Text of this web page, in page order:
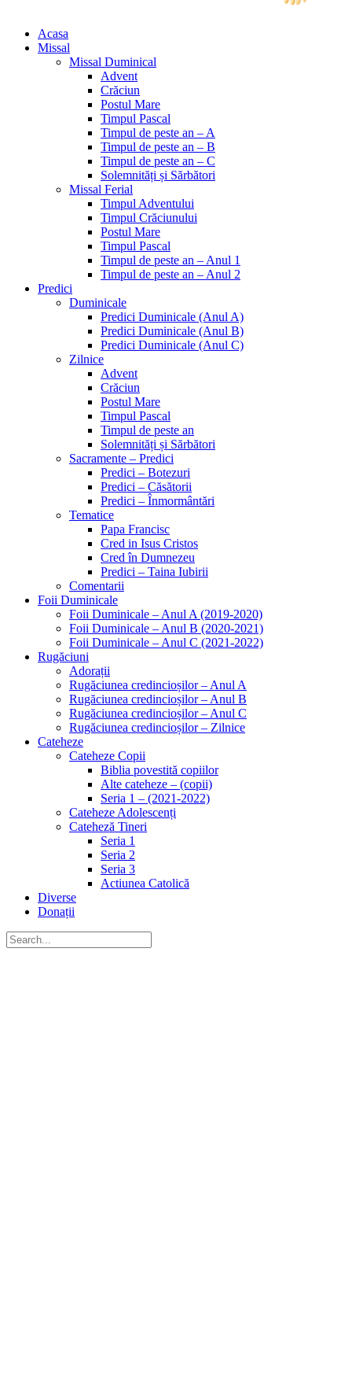
Acasa
Missal
Missal Duminical
Advent
Crăciun
Postul Mare
Timpul Pascal
Timpul de peste an – A
Timpul de peste an – B
Timpul de peste an – C
Solemnități și Sărbători
Missal Ferial
Timpul Adventului
Timpul Crăciunului
Postul Mare
Timpul Pascal
Timpul de peste an – Anul 1
Timpul de peste an – Anul 2
Predici
Duminicale
Predici Duminicale (Anul A)
Predici Duminicale (Anul B)
Predici Duminicale (Anul C)
Zilnice
Advent
Crăciun
Postul Mare
Timpul Pascal
Timpul de peste an
Solemnități și Sărbători
Sacramente – Predici
Predici – Botezuri
Predici – Căsătorii
Predici – Înmormântări
Tematice
Papa Francisc
Cred in Isus Cristos
Cred în Dumnezeu
Predici – Taina Iubirii
Comentarii
Foii Duminicale
Foii Duminicale – Anul A (2019-2020)
Foii Duminicale – Anul B (2020-2021)
Foii Duminicale – Anul C (2021-2022)
Rugăciuni
Adorații
Rugăciunea credincioșilor – Anul A
Rugăciunea credincioșilor – Anul B
Rugăciunea credincioșilor – Anul C
Rugăciunea credincioșilor – Zilnice
Cateheze
Cateheze Copii
Biblia povestită copiilor
Alte cateheze – (copii)
Seria 1 – (2021-2022)
Cateheze Adolescenți
Cateheză Tineri
Seria 1
Seria 2
Seria 3
Actiunea Catolică
Diverse
Donații